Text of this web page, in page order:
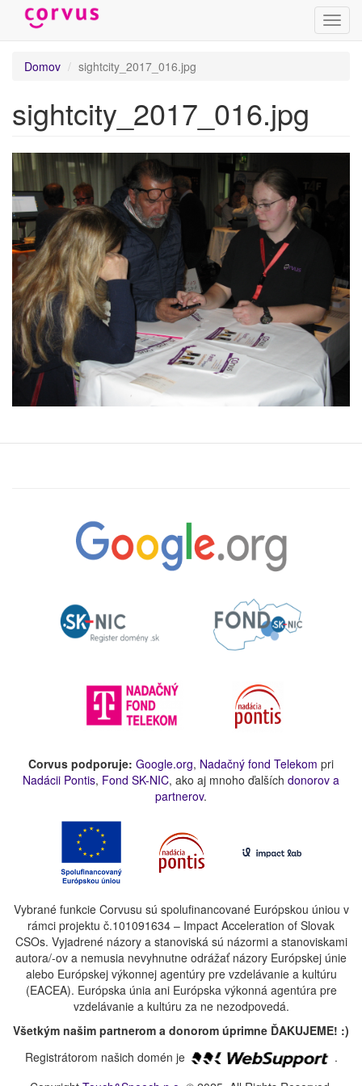
Skočiť
obsah
Domov
sightcity_2017_016.jpg
sightcity_2017_016.jpg
Corvus podporuje: Google.org, Nadačný fond Telekom pri
Nadácii Pontis, Fond SK-NIC, ako aj mnoho ďalších donorov a
partnerov.
Vybrané funkcie Corvusu sú spolufinancované Európskou úniou v
rámci projektu č.101091634 – Impact Acceleration of Slovak
CSOs. Vyjadrené názory a stanoviská sú názormi a stanoviskami
autora/-ov a nemusia nevyhnutne odrážať názory Európskej únie
alebo Európskej výkonnej agentúry pre vzdelávanie a kultúru
(EACEA). Európska únia ani Európska výkonná agentúra pre
vzdelávanie a kultúru za ne nezodpovedá.
Všetkým našim partnerom a donorom úprimne ĎAKUJEME! :)
Registrátorom našich domén je
.